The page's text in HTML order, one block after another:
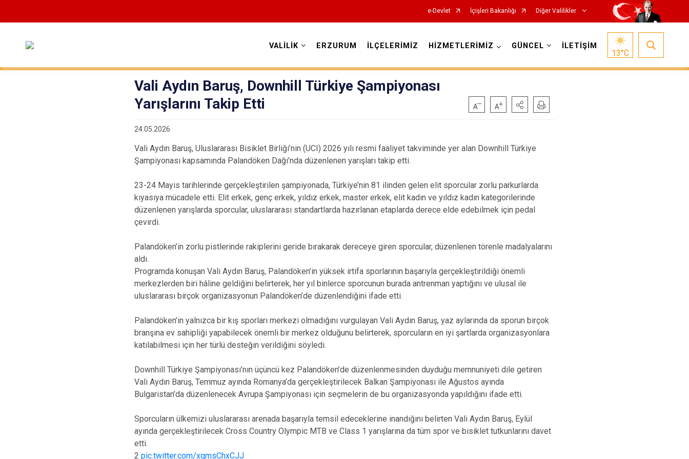
e-Devlet İçişleri Bakanlığı Diğer Valilikler
VALİLİK ERZURUM İLÇELERİMİZ HİZMETLERİMİZ GÜNCEL İLETİŞİM
13°C
Vali Aydın Baruş, Downhill Türkiye Şampiyonası
Yarışlarını Takip Etti
24.05.2026
Vali Aydın Baruş, Uluslararası Bisiklet Birliği’nin (UCI) 2026 yılı resmi faaliyet takviminde yer alan Downhill Türkiye
Şampiyonası kapsamında Palandöken Dağı’nda düzenlenen yarışları takip etti.
23-24 Mayıs tarihlerinde gerçekleştirilen şampiyonada, Türkiye’nin 81 ilinden gelen elit sporcular zorlu parkurlarda
kıyasıya mücadele etti. Elit erkek, genç erkek, yıldız erkek, master erkek, elit kadın ve yıldız kadın kategorilerinde
düzenlenen yarışlarda sporcular, uluslararası standartlarda hazırlanan etaplarda derece elde edebilmek için pedal
çevirdi.
Palandöken’in zorlu pistlerinde rakiplerini geride bırakarak dereceye giren sporcular, düzenlenen törenle madalyalarını
aldı.
Programda konuşan Vali Aydın Baruş, Palandöken’in yüksek irtifa sporlarının başarıyla gerçekleştirildiği önemli
merkezlerden biri hâline geldiğini belirterek, her yıl binlerce sporcunun burada antrenman yaptığını ve ulusal ile
uluslararası birçok organizasyonun Palandöken’de düzenlendiğini ifade etti.
Palandöken’in yalnızca bir kış sporları merkezi olmadığını vurgulayan Vali Aydın Baruş, yaz aylarında da sporun birçok
branşına ev sahipliği yapabilecek önemli bir merkez olduğunu belirterek, sporcuların en iyi şartlarda organizasyonlara
katılabilmesi için her türlü desteğin verildiğini söyledi.
Downhill Türkiye Şampiyonası’nın üçüncü kez Palandöken’de düzenlenmesinden duyduğu memnuniyeti dile getiren
Vali Aydın Baruş, Temmuz ayında Romanya’da gerçekleştirilecek Balkan Şampiyonası ile Ağustos ayında
Bulgaristan’da düzenlenecek Avrupa Şampiyonası için seçmelerin de bu organizasyonda yapıldığını ifade etti.
Sporcuların ülkemizi uluslararası arenada başarıyla temsil edeceklerine inandığını belirten Vali Aydın Baruş, Eylül
ayında gerçekleştirilecek Cross Country Olympic MTB ve Class 1 yarışlarına da tüm spor ve bisiklet tutkunlarını davet
etti.
2 pic.twitter.com/xqmsChxCJJ